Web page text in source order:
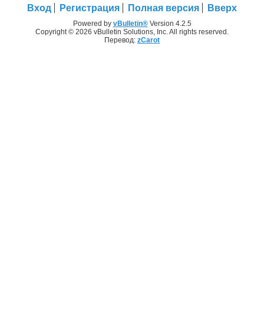
Вход Регистрация Полная версия Вверх
Powered by vBulletin®Version 4.2.5
Copyright © 2026 vBulletin Solutions, Inc. All rights reserved.
Перевод: zCarot